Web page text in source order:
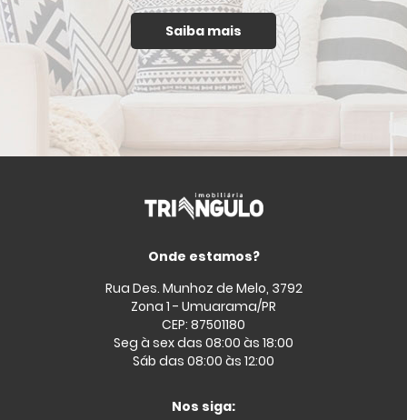
Saiba mais
Onde estamos?
Rua Des. Munhoz de Melo, 3792
Zona 1 - Umuarama/PR
CEP: 87501180
Seg à sex das 08:00 às 18:00
Sáb das 08:00 às 12:00
Nos siga: